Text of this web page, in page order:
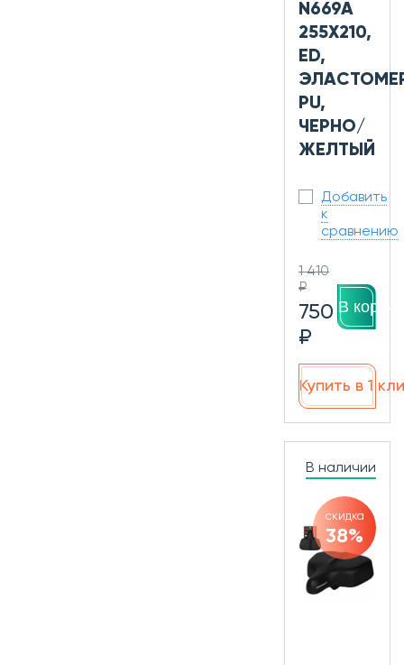
N669A
255X210,
ED,
PU,
ЧЕРНО/
ЖЕЛТЫЙ
Добавить
к
сравнению
1 410
₽
750
₽
В
Купить в 1
В наличии
скидка
38%